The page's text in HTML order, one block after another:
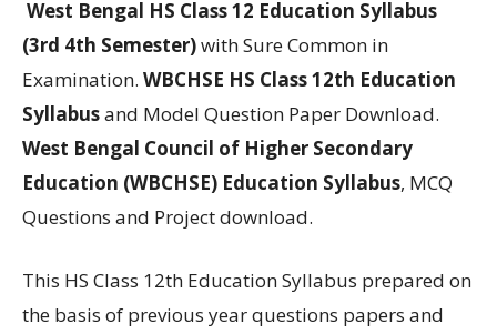
West Bengal HS Class 12 Education Syllabus
(3rd 4th Semester)with Sure Common in
Examination. WBCHSE HS Class 12th Education
Syllabusand Model Question Paper Download.
West Bengal Council of Higher Secondary
Education (WBCHSE) Education Syllabus, MCQ
Questions and Project download.
This HS Class 12th Education Syllabus prepared on
the basis of previous year questions papers and